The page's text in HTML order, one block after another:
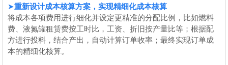
➤重新设计成本核算方案，实现精细化成本核算
将成本各项费用进行细化并设定更精准的分配比例，比如燃料
费、液氮罐租赁费按工时比，工资、折旧按产量比等；根据配
方进行投料，结合产出，自动计算订单收率；最终实现订单成
本的精细化核算。